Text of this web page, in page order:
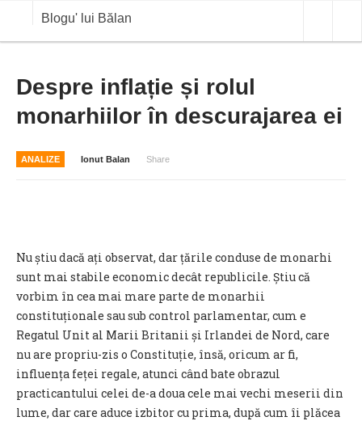
Blogu' lui Bălan
ANALIZE
COTATII BVB
Despre inflație și rolul
monarhiilor în descurajarea ei
ANALIZE Ionut Balan Share
Nu știu dacă ați observat, dar țările conduse de monarhi
sunt mai stabile economic decât republicile. Știu că
vorbim în cea mai mare parte de monarhii
constituționale sau sub control parlamentar, cum e
Regatul Unit al Marii Britanii și Irlandei de Nord, care
nu are propriu-zis o Constituție, însă, oricum ar fi,
influența feței regale, atunci când bate obrazul
practicantului celei de-a doua cele mai vechi meserii din
lume, dar care aduce izbitor cu prima, după cum îi plăcea